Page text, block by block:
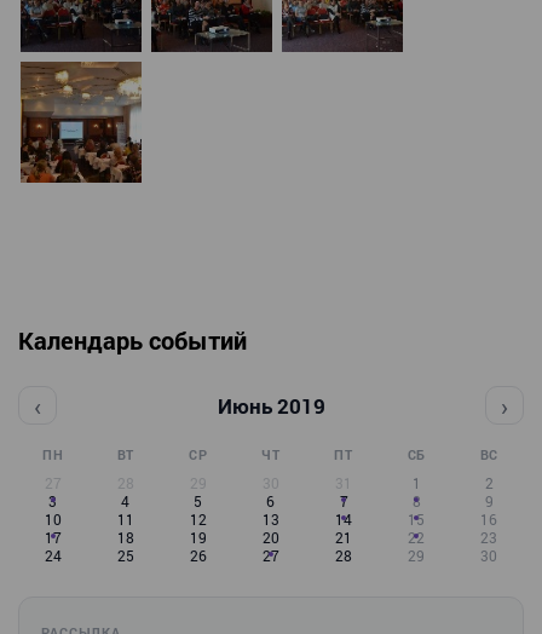
Календарь событий
‹ Июнь 2019 ›
ПН ВТ СР ЧТ ПТ СБ ВС
27 28 29 30 31 1
2
3
4 5 6 7 8
9
10
11 12 13 14 15
16
17
18 19 20 21 22
23
24
25 26 27 28 29 30